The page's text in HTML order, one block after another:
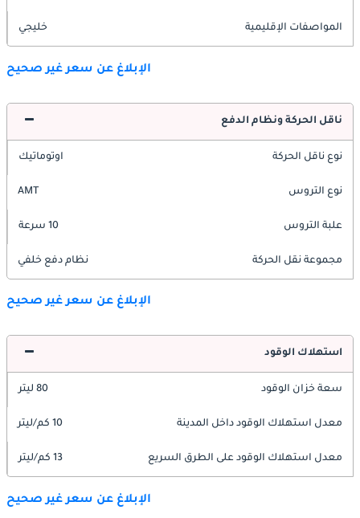
المواصفات الإقليمية خليجي
الإبلاغ عن سعر غير صحيح
ناقل الحركة ونظام الدفع
نوع ناقل الحركة اوتوماتيك
نوع التروس AMT
علبة التروس 10 سرعة
مجموعة نقل الحركة نظام دفع خلفي
الإبلاغ عن سعر غير صحيح
استهلاك الوقود
سعة خزان الوقود 80 ليتر
معدل استهلاك الوقود داخل المدينة 10 كم/ليتر
معدل استهلاك الوقود على الطرق السريع 13 كم/ليتر
الإبلاغ عن سعر غير صحيح